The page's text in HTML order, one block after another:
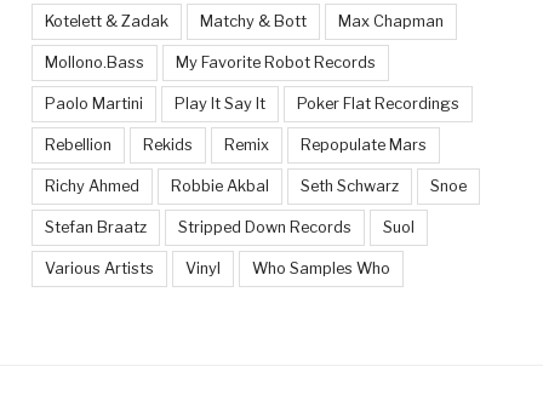
Kotelett & Zadak Matchy & Bott Max Chapman
Mollono.Bass My Favorite Robot Records
Paolo Martini Play It Say It Poker Flat Recordings
Rebellion Rekids Remix Repopulate Mars
Richy Ahmed Robbie Akbal Seth Schwarz Snoe
Stefan Braatz Stripped Down Records Suol
Various Artists Vinyl Who Samples Who